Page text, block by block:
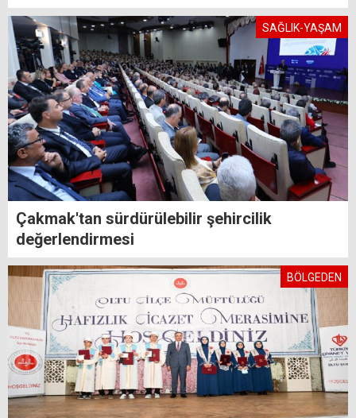
SAĞLIK-YAŞAM
Çakmak'tan sürdürülebilir şehircilik
değerlendirmesi
BÖLGEDEN